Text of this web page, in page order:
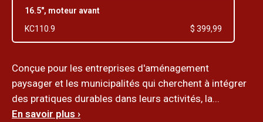
16.5", moteur avant
KC110.9
$ 399,99
Conçue pour les entreprises d'aménagement
paysager et les municipalités qui cherchent à intégrer
des pratiques durables dans leurs activités, la...
En savoir plus ›